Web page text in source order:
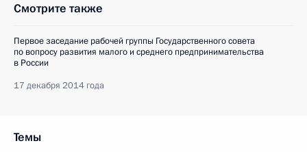
Смотрите также
Первое заседание рабочей группы Государственного совета
по вопросу развития малого и среднего предпринимательства
в России
17 декабря 2014 года
Темы